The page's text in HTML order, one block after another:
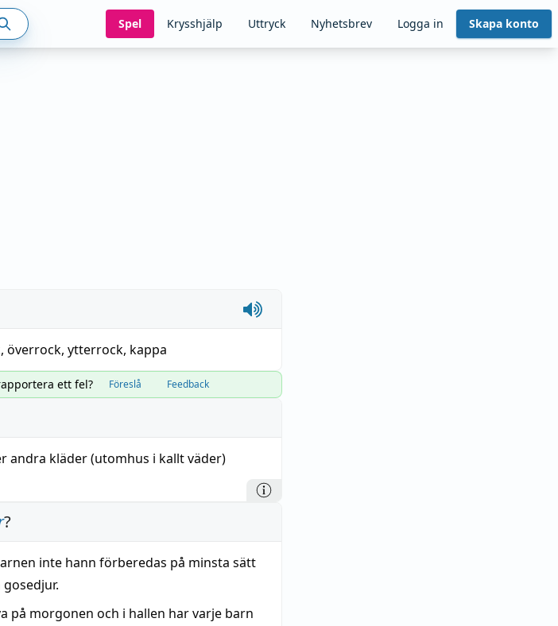
Spel Krysshjälp Uttryck Nyhetsbrev Logga in Skapa konto
, överrock, ytterrock, kappa
ett fel? Föreslå Feedback
andra kläder(utomhus i kalltväder)
?
inte hann förberedas på minsta sätt
på morgonen och i hallen har varje barn